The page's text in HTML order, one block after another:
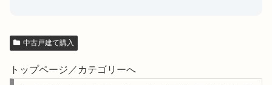
中古戸建て購入
トップページ／カテゴリーへ